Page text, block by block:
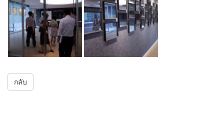
กลับ